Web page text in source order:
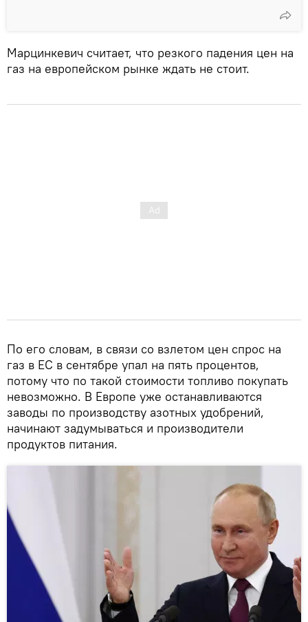
Марцинкевич считает, что резкого падения цен на
газ на европейском рынке ждать не стоит.
По его словам, в связи со взлетом цен спрос на
газ в ЕС в сентябре упал на пять процентов,
потому что по такой стоимости топливо покупать
невозможно. В Европе уже останавливаются
заводы по производству азотных удобрений,
начинают задумываться и производители
продуктов питания.